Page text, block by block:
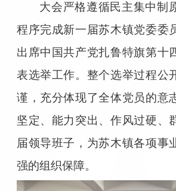
大会严格遵循民主集中制
程序完成新一届苏木镇党委委
出席中国共产党扎鲁特旗第十
表选举工作。整个选举过程公
谨，充分体现了全体党员的意
坚定、能力突出、作风过硬、
届领导班子，为苏木镇各项事
强的组织保障。